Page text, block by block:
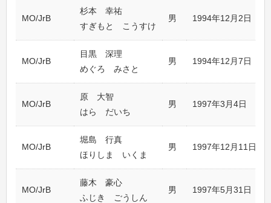
MO/JrB
杉本 幸祐
すぎもと こうすけ
男 1994年12月2日
MO/JrB
目黒 深理
めぐろ みさと
男 1994年12月7日
MO/JrB
原 大智
はら だいち
男 1997年3月4日
MO/JrB
堀島 行真
ほりしま いくま
男 1997年12月11日
MO/JrB
藤木 豪心
ふじき ごうしん
男 1997年5月31日